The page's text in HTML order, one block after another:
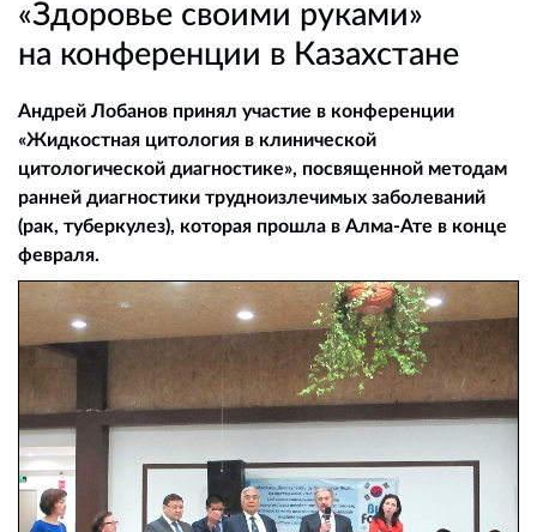
«Здоровье своими руками»
на конференции в Казахстане
Андрей Лобанов принял участие в конференции
«Жидкостная цитология в клинической
цитологической диагностике», посвященной методам
ранней диагностики трудноизлечимых заболеваний
(рак, туберкулез), которая прошла в Алма-Ате в конце
февраля.